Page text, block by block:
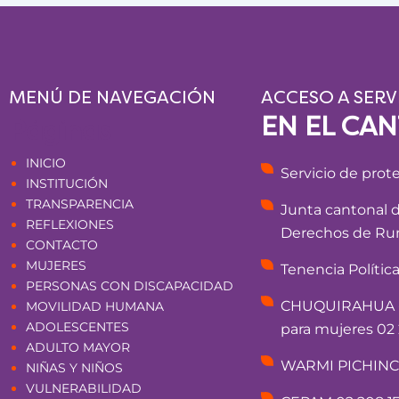
MENÚ DE NAVEGACIÓN
INICIO
INSTITUCIÓN
TRANSPARENCIA
REFLEXIONES
CONTACTO
MUJERES
PERSONAS CON DISCAPACIDAD
MOVILIDAD HUMANA
ADOLESCENTES
ADULTO MAYOR
NIÑAS Y NIÑOS
VULNERABILIDAD
ACCESO A
EN EL
Servicio de
Junta cantonal
Derechos de
Tenencia
para mujeres 02
WARMI